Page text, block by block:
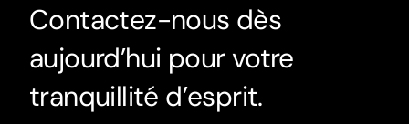
Contactez-nous dès
aujourd’hui pour votre
tranquillité d’esprit.